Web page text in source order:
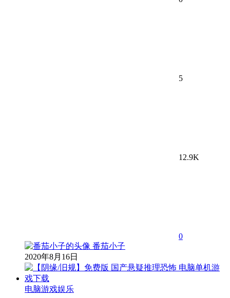
5
12.9K
0
番茄小子
2020年8月16日
电脑游戏娱乐